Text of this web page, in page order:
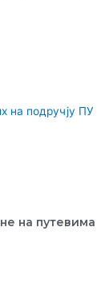
на путевима